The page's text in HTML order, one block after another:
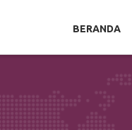
BERANDA